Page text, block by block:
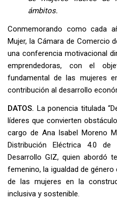
ámbitos.
Conmemorando como cada
Mujer, la Cámara de Comercio
una conferencia motivacional
emprendedoras, con el
fundamental de las mujeres
contribución al desarrollo
DATOS. La ponencia titulada
líderes que convierten
cargo de Ana Isabel Moreno
Distribución Eléctrica 4.0
Desarrollo GIZ, quien abordó
femenino, la igualdad de género
de las mujeres en la
inclusiva y sostenible.